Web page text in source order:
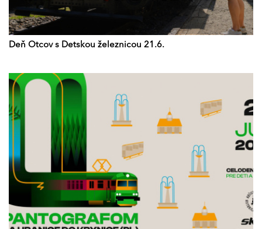
Deň Otcov s Detskou železnicou 21.6.